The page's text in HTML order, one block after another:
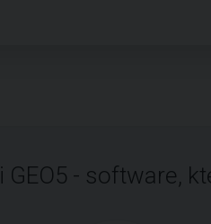
GEO5 - software,